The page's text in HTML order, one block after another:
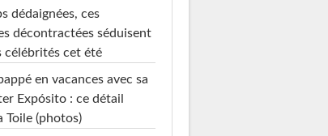
dédaignées, ces
décontractées séduisent
célébrités cet été
en vacances avec sa
Expósito : ce détail
Toile (photos)